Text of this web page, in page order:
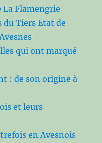
La Flamengrie
du Tiers Etat de
qui ont marqué
: de son origine à
et leurs
en Avesnois